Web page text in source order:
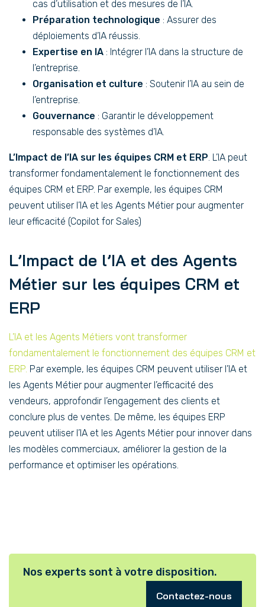
cas d’utilisation et des mesures de l’IA.
Préparation technologique : Assurer des
déploiements d’IA réussis.
Expertise en IA : Intégrer l’IA dans la structure de
l’entreprise.
Organisation et culture : Soutenir l’IA au sein de
l’entreprise.
Gouvernance : Garantir le développement
responsable des systèmes d’IA.
L’Impact de l’IA sur les équipes CRM et ERP. L’IA peut
transformer fondamentalement le fonctionnement des
équipes CRM et ERP. Par exemple, les équipes CRM
peuvent utiliser l’IA et les Agents Métier pour augmenter
leur efficacité (Copilot for Sales)
L’Impact de l’IA et des Agents
Métier sur les équipes CRM et
ERP
L’IA et les Agents Métiers vont transformer
fondamentalement le fonctionnement des équipes CRM et
ERP. Par exemple, les équipes CRM peuvent utiliser l’IA et
les Agents Métier pour augmenter l’efficacité des
vendeurs, approfondir l’engagement des clients et
conclure plus de ventes. De même, les équipes ERP
peuvent utiliser l’IA et les Agents Métier pour innover dans
les modèles commerciaux, améliorer la gestion de la
performance et optimiser les opérations.
Nos experts sont à votre disposition.
Contactez-nous